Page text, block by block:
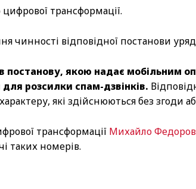
цифрової трансформації.
чинності відповідної постанови
постанову, якою надає мобільним
розсилки спам-дзвінків.
які здійснюються без згоди
трансформації Михайло Федоров
таких номерів.